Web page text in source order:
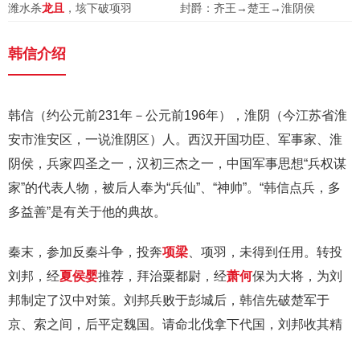
潍水杀龙且 ，垓下破项羽 封爵：齐王→楚王→淮阴侯
韩信介绍
韩信（约公元前231年－公元前196年），淮阴（今江苏省淮
安市淮安区，一说淮阴区）人。西汉开国功臣、军事家、淮
阴侯，兵家四圣之一，汉初三杰之一，中国军事思想“兵权谋
家”的代表人物，被后人奉为“兵仙”、“神帅”。“韩信点兵，多
多益善”是有关于他的典故。
秦末，参加反秦斗争，投奔项梁 、项羽，未得到任用。转投
刘邦，经夏侯婴推荐，拜治粟都尉，经萧何保为大将，为刘
邦制定了汉中对策。刘邦兵败于彭城后，韩信先破楚军于
京、索之间，后平定魏国。请命北伐拿下代国，刘邦收其精